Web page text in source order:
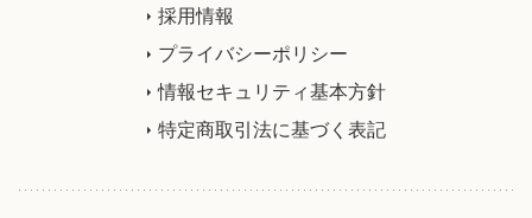
採用情報
プライバシーポリシー
情報セキュリティ基本方針
特定商取引法に基づく表記